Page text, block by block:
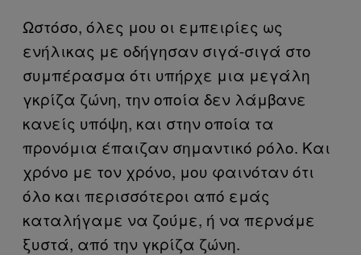
Ωστόσο, όλες μου οι εμπειρίες ως
ενήλικας με οδήγησαν σιγά-σιγά στο
συμπέρασμα ότι υπήρχε μια μεγάλη
γκρίζα ζώνη, την οποία δεν λάμβανε
κανείς υπόψη, και στην οποία τα
προνόμια έπαιζαν σημαντικό ρόλο. Και
χρόνο με τον χρόνο, μου φαινόταν ότι
όλο και περισσότεροι από εμάς
καταλήγαμε να ζούμε, ή να περνάμε
ξυστά, από την γκρίζα ζώνη.